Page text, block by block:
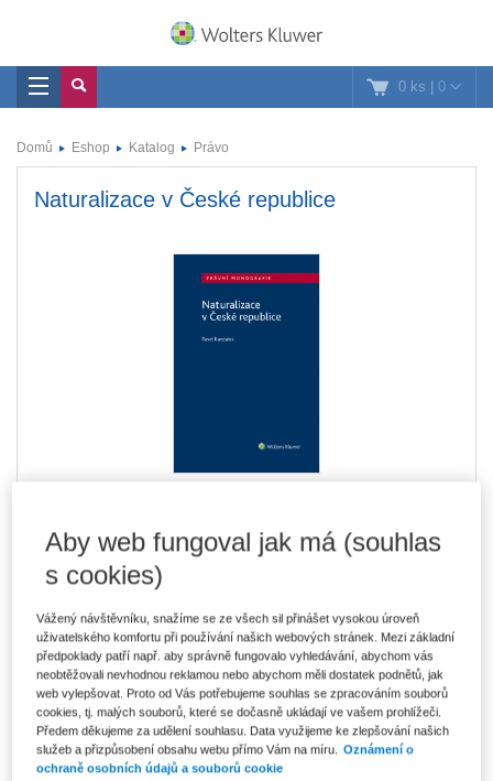
0 ks | 0
Domů Eshop Katalog Právo
Naturalizace v České republice
426 Kč
E-kniha Smarteca + soubory ke stažení
V prodeji - ihned k dispozici
Co je Smarteca?
Kde najdu soubory e-knih?
Upozorňujeme, že v období od 1.8. do 21.8. z technických
důvodů nemůžeme vystavovat daňové doklady. Budou vám
zaslány dodatečně e-mailem.
Aby web fungoval jak má (souhlas
s cookies)
Vážený návštěvníku, snažíme se ze všech sil přinášet vysokou úroveň
uživatelského komfortu při používání našich webových stránek. Mezi základní
předpoklady patří např. aby správně fungovalo vyhledávání, abychom vás
neobtěžovali nevhodnou reklamou nebo abychom měli dostatek podnětů, jak
web vylepšovat. Proto od Vás potřebujeme souhlas se zpracováním souborů
cookies, tj. malých souborů, které se dočasně ukládají ve vašem prohlížeči.
Předem děkujeme za udělení souhlasu. Data využijeme ke zlepšování našich
služeb a přizpůsobení obsahu webu přímo Vám na míru. Oznámení o
ochraně osobních údajů a souborů cookie